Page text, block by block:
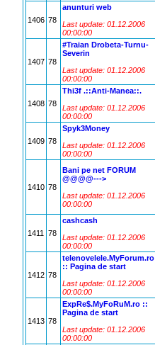
1406 78
anunturi web
Last update: 01.12.2006
00:00:00
1407 78
#Traian Drobeta-Turnu-
Severin
Last update: 01.12.2006
00:00:00
1408 78
Thi3f .::Anti-Manea::.
Last update: 01.12.2006
00:00:00
1409 78
Spyk3Money
Last update: 01.12.2006
00:00:00
1410 78
Bani pe net FORUM
@@@@--->
Last update: 01.12.2006
00:00:00
1411 78
cashcash
Last update: 01.12.2006
00:00:00
1412 78
telenovelele.MyForum.ro
:: Pagina de start
Last update: 01.12.2006
00:00:00
1413 78
ExpRe$.MyFoRuM.ro ::
Pagina de start
Last update: 01.12.2006
00:00:00